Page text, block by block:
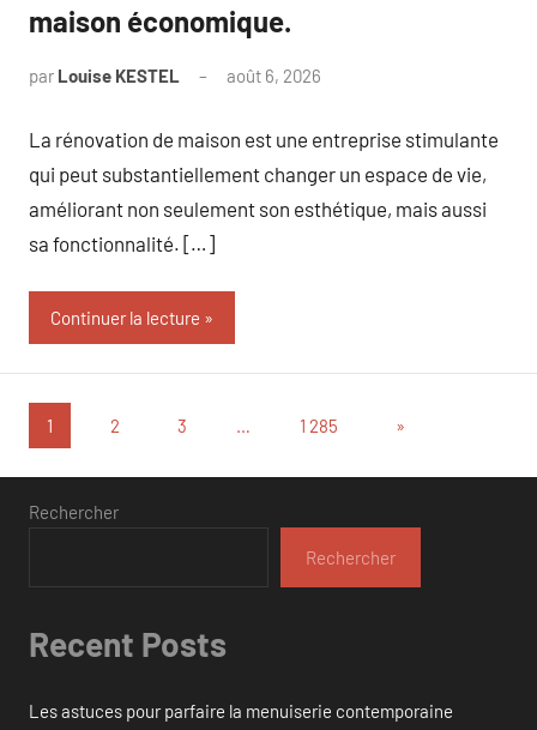
maison économique.
par Louise KESTEL août 6, 2026
La rénovation de maison est une entreprise stimulante
qui peut substantiellement changer un espace de vie,
améliorant non seulement son esthétique, mais aussi
sa fonctionnalité. […]
Continuer la lecture
Pagination
des
publications
1 2 3 … 1 285
Articles
»
Rechercher
Rechercher
Recent Posts
Les astuces pour parfaire la menuiserie contemporaine